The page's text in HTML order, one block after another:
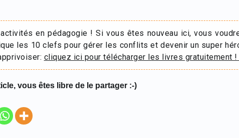
en pédagogie ! Si vous êtes nouveau ici, vous
les 10 clefs pour gérer les conflits et devenir un super
cliquez ici pour télécharger les livres gratuitement !
vous êtes libre de le partager :-)